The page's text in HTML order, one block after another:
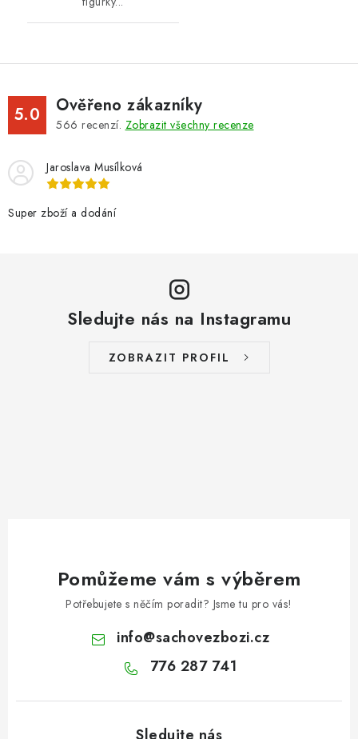
5.0 Ověřeno zákazníky
566 recenzí. Zobrazit všechny recenze
Jaroslava Musílková
Super zboží a dodání
Sledujte nás na Instagramu
ZOBRAZIT PROFIL
Pomůžeme vám s výběrem
Potřebujete s něčím poradit? Jsme tu pro vás!
info@sachovezbozi.cz
776 287 741